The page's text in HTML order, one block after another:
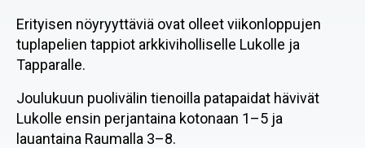
Erityisen nöyryyttäviä ovat olleet viikonloppujen
tuplapelien tappiot arkkiviholliselle Lukolle ja
Tapparalle.
Joulukuun puolivälin tienoilla patapaidat hävivät
Lukolle ensin perjantaina kotonaan 1–5 ja
lauantaina Raumalla 3–8.